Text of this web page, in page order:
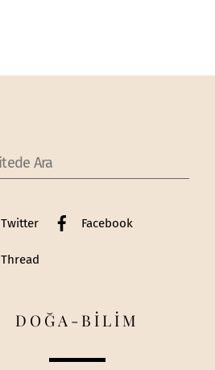
Twitter Facebook
Thread
DOĞA-BİLİM